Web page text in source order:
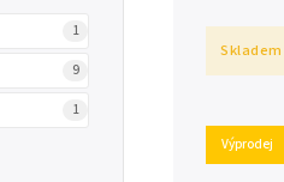
1
9
1
Skladem
Výprodej